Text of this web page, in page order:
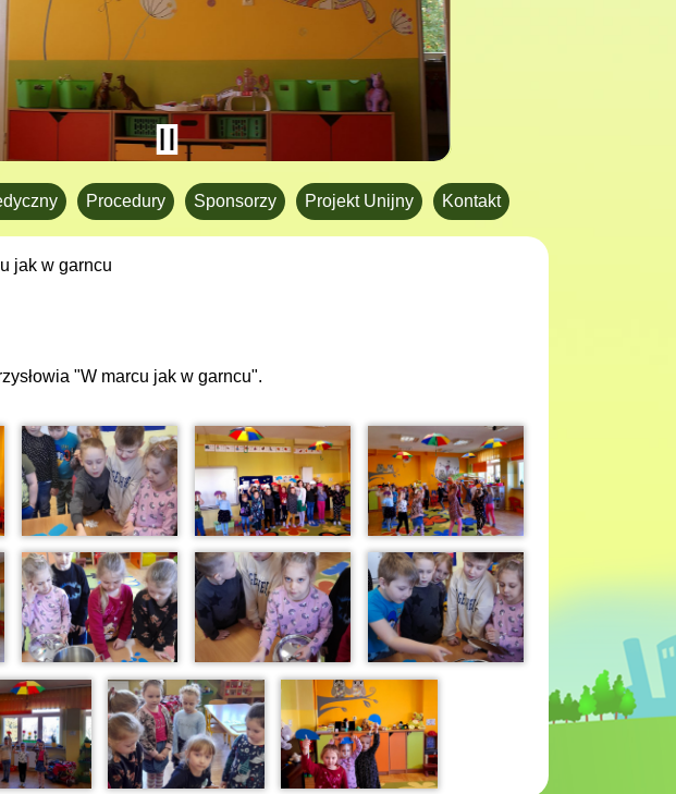
Procedury Sponsorzy Projekt Unijny Kontakt
jak w garncu
"W marcu jak w garncu".